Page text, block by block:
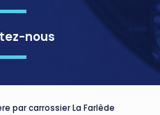
nous
par carrossier La Farlède